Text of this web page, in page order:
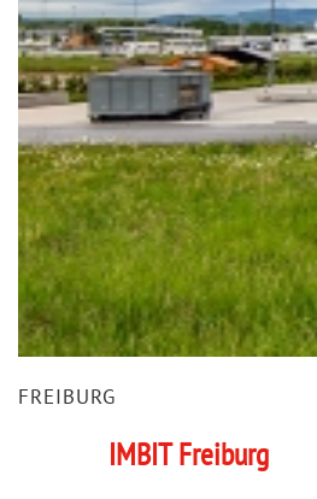
FREIBURG
IMBIT Freiburg